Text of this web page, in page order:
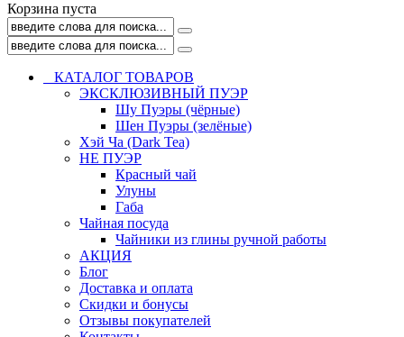
Корзина пуста
КАТАЛОГ ТОВАРОВ
ЭКСКЛЮЗИВНЫЙ ПУЭР
Шу Пуэры (чёрные)
Шен Пуэры (зелёные)
Хэй Ча (Dark Tea)
НЕ ПУЭР
Красный чай
Улуны
Габа
Чайная посуда
Чайники из глины ручной работы
АКЦИЯ
Блог
Доставка и оплата
Скидки и бонусы
Отзывы покупателей